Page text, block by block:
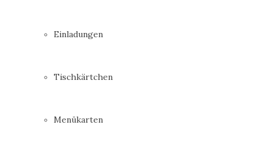
Einladungen
Tischkärtchen
Menükarten